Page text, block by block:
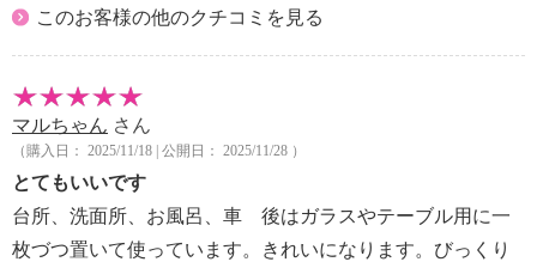
このお客様の他のクチコミを見る
マルちゃん さん
（購入日： 2025/11/18 | 公開日： 2025/11/28 ）
とてもいいです
台所、洗面所、お風呂、車 後はガラスやテーブル用に一
枚づつ置いて使っています。きれいになります。びっくり